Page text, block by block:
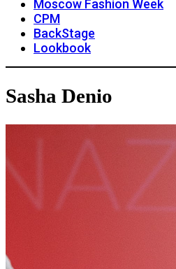
Moscow Fashion Week
CPM
BackStage
Lookbook
Sasha Denio